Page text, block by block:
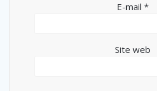
E-mail *
Site web